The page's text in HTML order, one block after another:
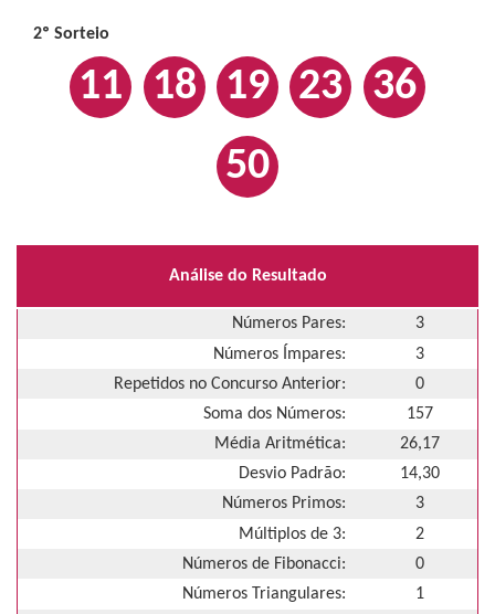
2º Sorteio
11 18 19 23
36
50
Análise do Resultado
Números Pares:
3
Números Ímpares:
3
Repetidos no Concurso Anterior:
0
Soma dos Números:
157
Média Aritmética:
26,17
Desvio Padrão:
14,30
Números Primos:
3
Múltiplos de 3:
2
Números de Fibonacci:
0
Números Triangulares:
1